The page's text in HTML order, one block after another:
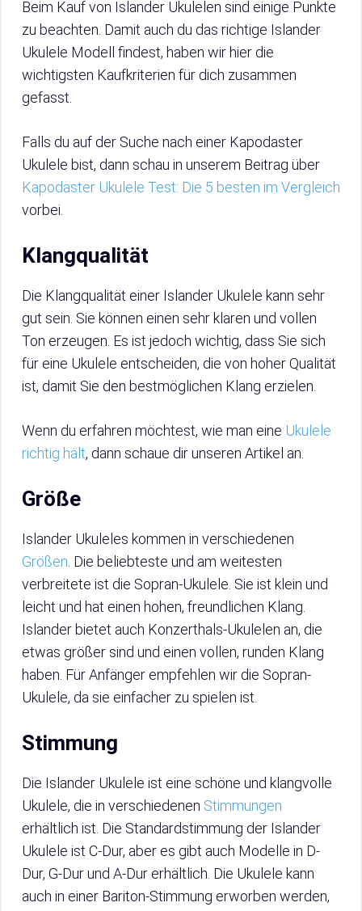
Beim Kauf von Islander Ukulelen sind einige Punkte
zu beachten. Damit auch du das richtige Islander
Ukulele Modell findest, haben wir hier die
wichtigsten Kaufkriterien für dich zusammen
gefasst.
Falls du auf der Suche nach einer Kapodaster
Ukulele bist, dann schau in unserem Beitrag über
Kapodaster Ukulele Test: Die 5 besten im Vergleich
vorbei.
Klangqualität
Die Klangqualität einer Islander Ukulele kann sehr
gut sein. Sie können einen sehr klaren und vollen
Ton erzeugen. Es ist jedoch wichtig, dass Sie sich
für eine Ukulele entscheiden, die von hoher Qualität
ist, damit Sie den bestmöglichen Klang erzielen.
Wenn du erfahren möchtest, wie man eine Ukulele
richtig hält, dann schaue dir unseren Artikel an.
Größe
Islander Ukuleles kommen in verschiedenen
Größen . Die beliebteste und am weitesten
verbreitete ist die Sopran-Ukulele. Sie ist klein und
leicht und hat einen hohen, freundlichen Klang.
Islander bietet auch Konzerthals-Ukulelen an, die
etwas größer sind und einen vollen, runden Klang
haben. Für Anfänger empfehlen wir die Sopran-
Ukulele, da sie einfacher zu spielen ist.
Stimmung
Die Islander Ukulele ist eine schöne und klangvolle
Ukulele, die in verschiedenen Stimmungen
erhältlich ist. Die Standardstimmung der Islander
Ukulele ist C-Dur, aber es gibt auch Modelle in D-
Dur, G-Dur und A-Dur erhältlich. Die Ukulele kann
auch in einer Bariton-Stimmung erworben werden,